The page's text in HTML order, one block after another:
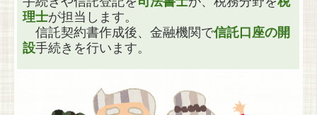
理士が担当します。
信託契約書作成後、金融機関で信託口座の開
設手続きを行います。